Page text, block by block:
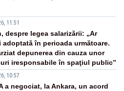
11:51
despre legea salarizării: „Ar
adoptată în perioada următoare.
depunerea din cauza unor
iresponsabile în spaţiul public”
10:57
a negociat, la Ankara, un acord